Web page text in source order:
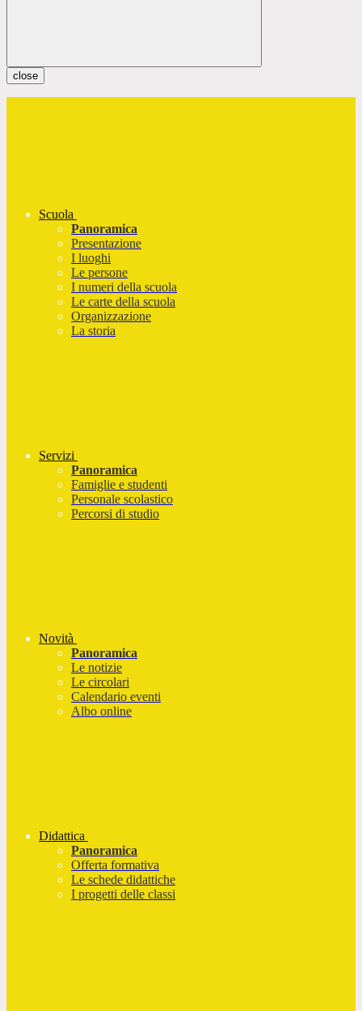
close
Scuola
Panoramica
Presentazione
I luoghi
Le persone
I numeri della scuola
Le carte della scuola
Organizzazione
La storia
Servizi
Panoramica
Famiglie e studenti
Personale scolastico
Percorsi di studio
Novità
Panoramica
Le notizie
Le circolari
Calendario eventi
Albo online
Didattica
Panoramica
Offerta formativa
Le schede didattiche
I progetti delle classi